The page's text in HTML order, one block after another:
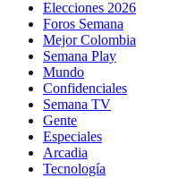
Elecciones 2026
Foros Semana
Mejor Colombia
Semana Play
Mundo
Confidenciales
Semana TV
Gente
Especiales
Arcadia
Tecnología